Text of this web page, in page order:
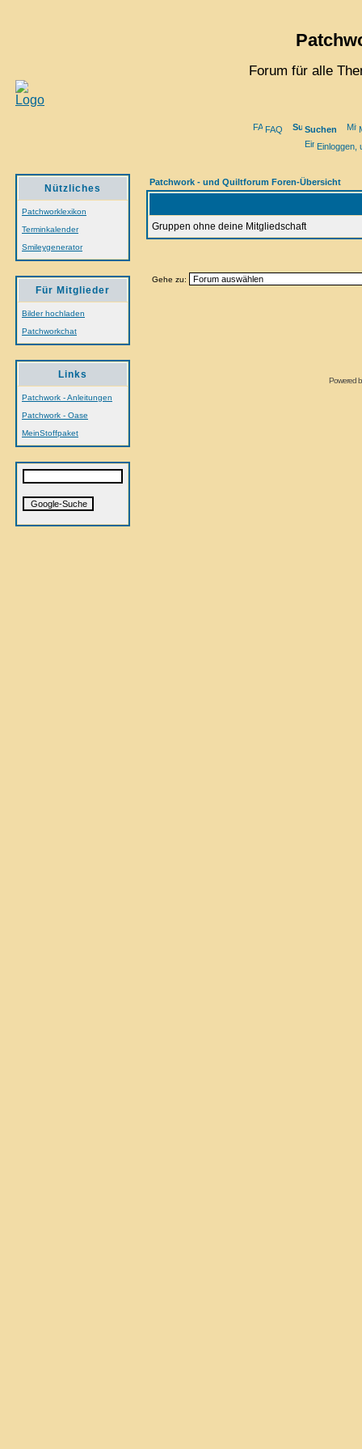
Forum für alle
FAQ Suchen
Einloggen,
Nützliches
Patchworklexikon
Terminkalender
Smileygenerator
Für Mitglieder
Bilder hochladen
Patchworkchat
Links
Patchwork - Anleitungen
Patchwork - Oase
MeinStoffpaket
Patchwork - und Quiltforum Foren-Übersicht
Gruppen ohne deine Mitgliedschaft
Gehe zu:
Powered